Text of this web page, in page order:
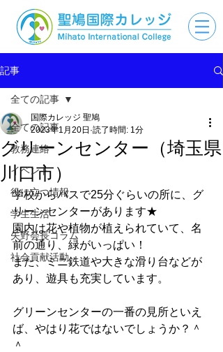
記事
全ての記事
教務連絡
イベント
役に立つ情報
学生生活
矢野会長コラム
社会貢献活動
全ての記事
グリーンセンター（埼玉県
川口市）
国際カレッジ 聖鳩
2023年1月20日 読了時間: 1分
学校からバスで25分ぐらいの所に、グ
リーンセンターがあります★
園内は花や植物が植えられていて、名
前の通り、緑がいっぱい！
また、ミニ鉄道や大きな滑り台などが
あり、遊具も充実しています。
グリーンセンターの一番の見所といえ
ば、やはり花ではないでしょうか？＾
＾